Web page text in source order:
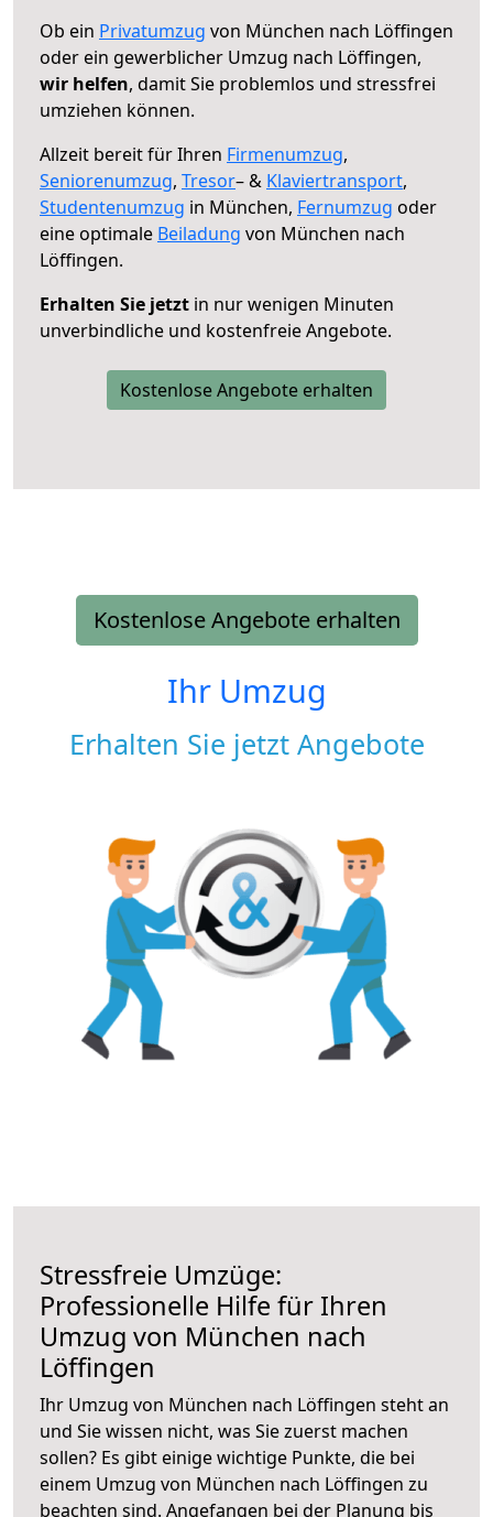
Ob ein Privatumzug von München nach Löffingen
oder ein gewerblicher Umzug nach Löffingen,
wir helfen, damit Sie problemlos und stressfrei
umziehen können.
Allzeit bereit für Ihren Firmenumzug,
Seniorenumzug, Tresor– & Klaviertransport,
Studentenumzug in München, Fernumzug oder
eine optimale Beiladung von München nach
Löffingen.
Erhalten Sie jetzt in nur wenigen Minuten
unverbindliche und kostenfreie Angebote.
Kostenlose Angebote erhalten
Kostenlose Angebote erhalten
Ihr Umzug
Erhalten Sie jetzt Angebote
Stressfreie Umzüge:
Professionelle Hilfe für Ihren
Umzug von München nach
Löffingen
Ihr Umzug von München nach Löffingen steht an
und Sie wissen nicht, was Sie zuerst machen
sollen? Es gibt einige wichtige Punkte, die bei
einem Umzug von München nach Löffingen zu
beachten sind. Angefangen bei der Planung bis